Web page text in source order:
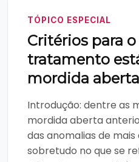
TÓPICO ESPECIAL
Critérios para
tratamento
mordida
Introdução: dentre as
mordida aberta
das anomalias de
sobretudo no que se